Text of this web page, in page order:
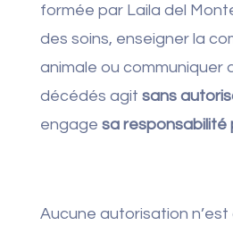
formée par Laila del
des soins, enseigner la
animale ou communiquer
décédés agit sans
engage sa responsabilité
Aucune autorisation